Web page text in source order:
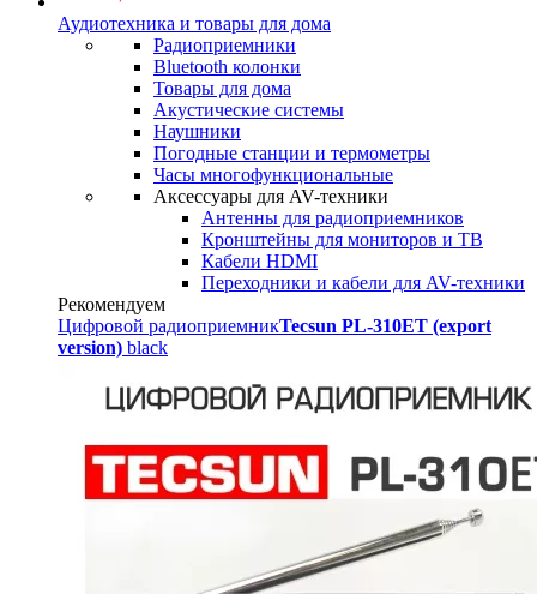
Аудиотехника и товары для дома
Радиоприемники
Bluetooth колонки
Товары для дома
Акустические системы
Наушники
Погодные станции и термометры
Часы многофункциональные
Аксессуары для AV-техники
Антенны для радиоприемников
Кронштейны для мониторов и ТВ
Кабели HDMI
Переходники и кабели для AV-техники
Рекомендуем
Цифровой радиоприемникTecsun PL-310ET (export
version) black